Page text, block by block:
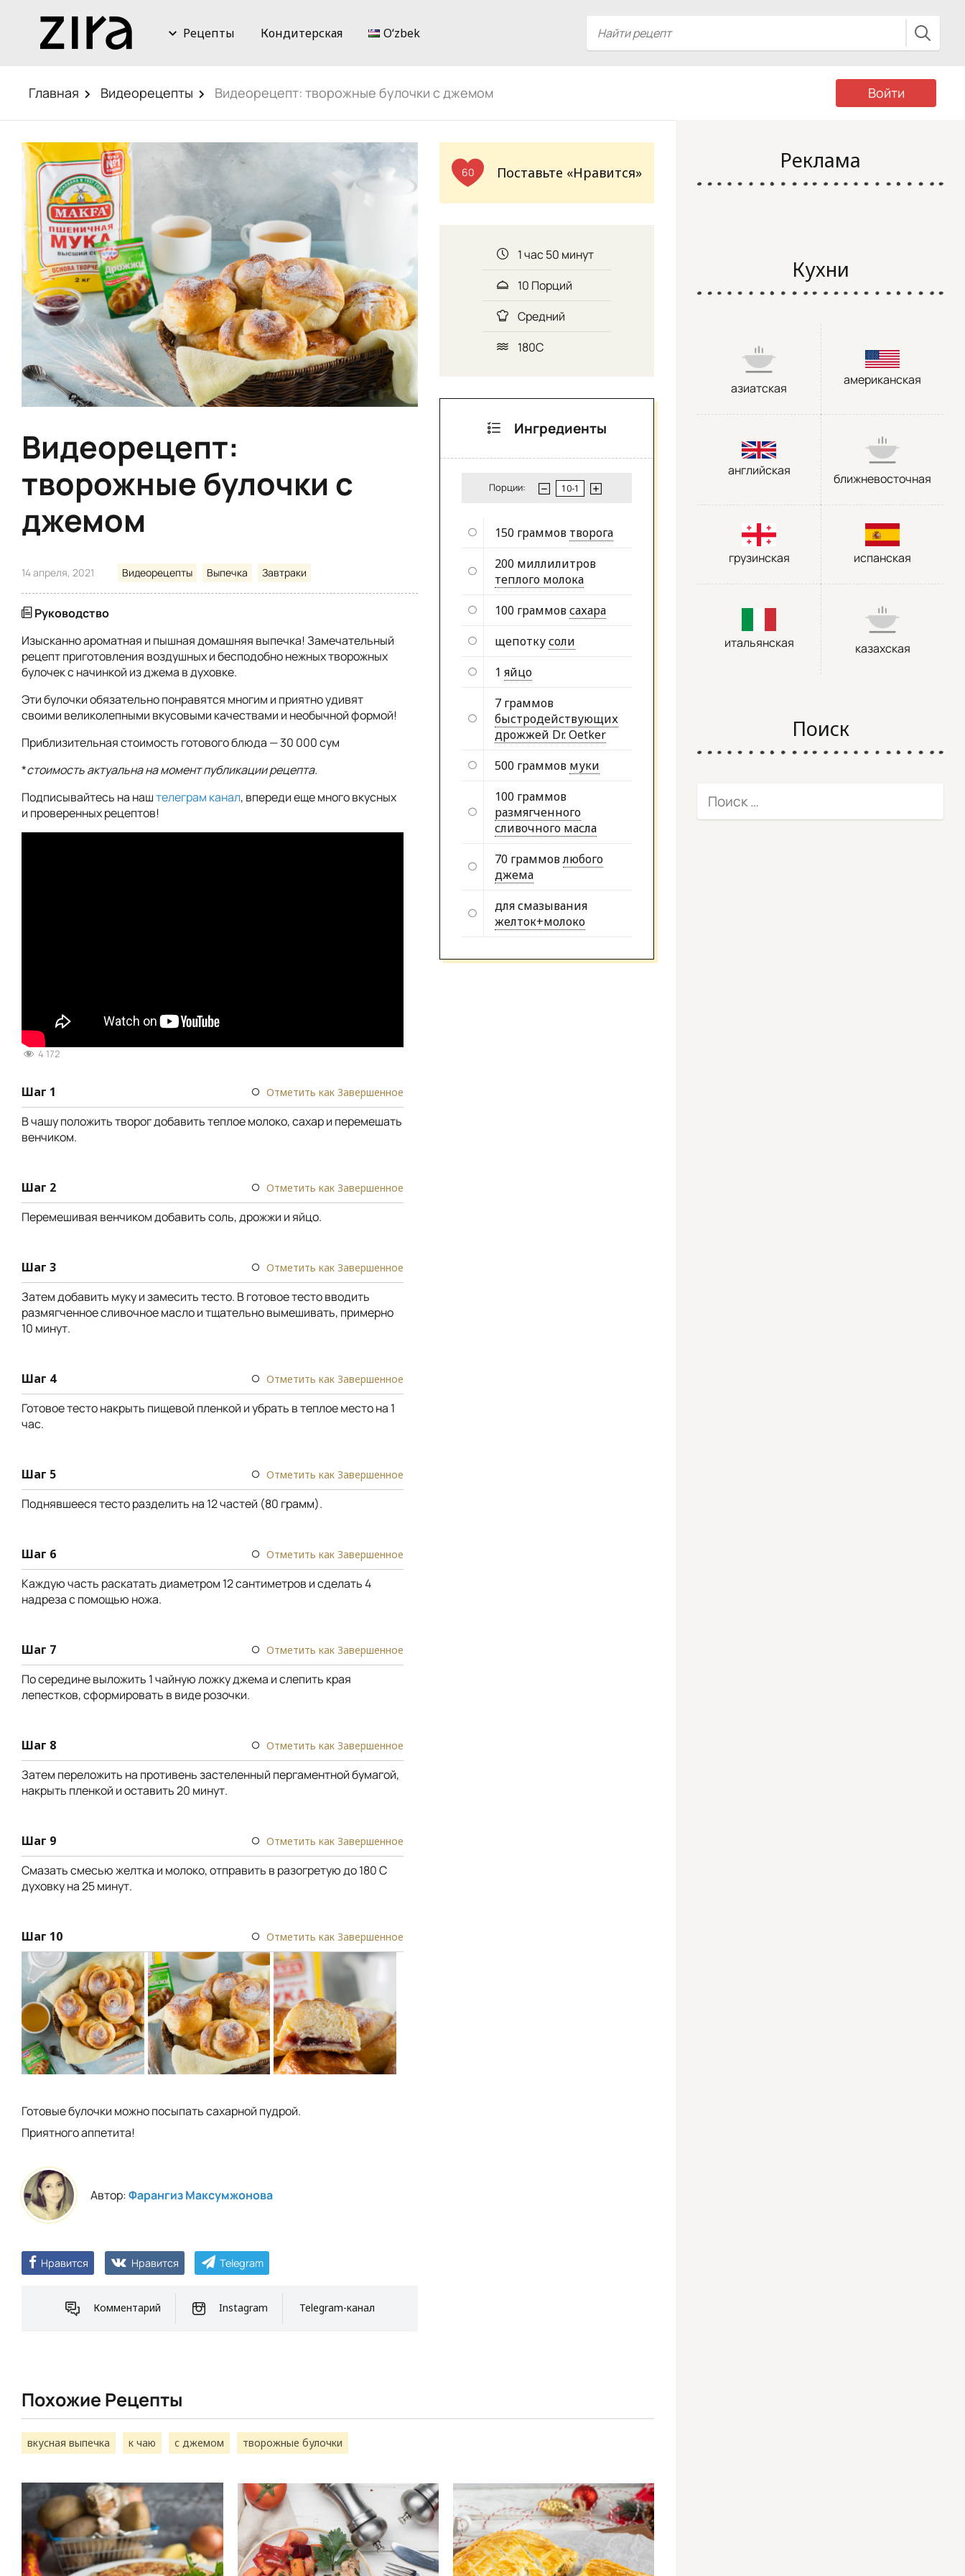
Рецепты Кондитерская Oʻzbek
Главная Видеорецепты Видеорецепт: творожные булочки с джемом Войти
Видеорецепт:
творожные булочки с
джемом
14 апреля, 2021 Видеорецепты Выпечка Завтраки
Руководство
Изысканно ароматная и пышная домашняя выпечка! Замечательный
рецепт приготовления воздушных и бесподобно нежных творожных
булочек с начинкой из джема в духовке.
Эти булочки обязательно понравятся многим и приятно удивят
своими великолепными вкусовыми качествами и необычной формой!
Приблизительная стоимость готового блюда — 30 000 сум
*стоимость актуальна на момент публикации рецепта.
Подписывайтесь на наштелеграм канал, впереди еще много вкусных
и проверенных рецептов!
4 172
Шаг 1 Отметить как Завершенное
В чашу положить творог добавить теплое молоко, сахар и перемешать
венчиком.
Шаг 2 Отметить как Завершенное
Перемешивая венчиком добавить соль, дрожжи и яйцо.
Шаг 3 Отметить как Завершенное
Затем добавить муку и замесить тесто. В готовое тесто вводить
размягченное сливочное масло и тщательно вымешивать, примерно
10 минут.
Шаг 4 Отметить как Завершенное
Готовое тесто накрыть пищевой пленкой и убрать в теплое место на 1
час.
Шаг 5 Отметить как Завершенное
Поднявшееся тесто разделить на 12 частей (80 грамм).
Шаг 6 Отметить как Завершенное
Каждую часть раскатать диаметром 12 сантиметров и сделать 4
надреза с помощью ножа.
Шаг 7 Отметить как Завершенное
По середине выложить 1 чайную ложку джема и слепить края
лепестков, сформировать в виде розочки.
Шаг 8 Отметить как Завершенное
Затем переложить на противень застеленный пергаментной бумагой,
накрыть пленкой и оставить 20 минут.
Шаг 9 Отметить как Завершенное
Смазать смесью желтка и молоко, отправить в разогретую до 180 С
духовку на 25 минут.
Шаг 10 Отметить как Завершенное
Готовые булочки можно посыпать сахарной пудрой.
Приятного аппетита!
Автор:Фарангиз Максумжонова
Нравится Нравится Telegram
Комментарий Instagram Telegram-канал
60 Поставьте «Нравится»
1 час 50 минут
10 Порций
Средний
180С
Ингредиенты
Порции:
150 граммов творога
200 миллилитров
теплого молока
100 граммовсахара
щепоткусоли
1 яйцо
7 граммов
быстродействующих
дрожжей Dr. Oetker
500 граммов муки
100 граммов
размягченного
сливочного масла
70 граммовлюбого
джема
для смазывания
желток+молоко
Похожие Рецепты
вкусная выпечка к чаю с джемом творожные булочки
Реклама
Кухни
азиатская
американская
английская
ближневосточная
грузинская испанская
итальянская казахская
Поиск